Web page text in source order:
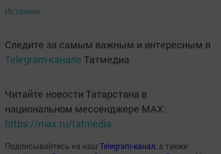
Источник
Следите за самым важным и интересным в
Telegram-канале Татмедиа
Читайте новости Татарстана в
национальном мессенджере MАХ:
https://max.ru/tatmedia
Подписывайтесь на наш Telegram-канал, а также